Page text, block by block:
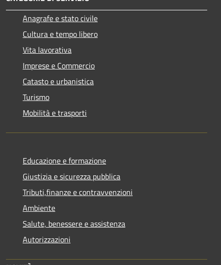
Anagrafe e stato civile
Cultura e tempo libero
Vita lavorativa
Imprese e Commercio
Catasto e urbanistica
Turismo
Mobilità e trasporti
Educazione e formazione
Giustizia e sicurezza pubblica
Tributi,finanze e contravvenzioni
Ambiente
Salute, benessere e assistenza
Autorizzazioni